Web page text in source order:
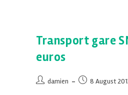
Transport gare
euros
damien 8 August